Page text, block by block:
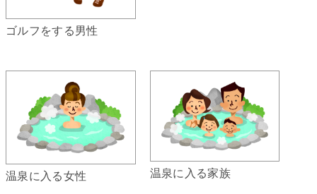
ゴルフをする男性
温泉に入る女性 温泉に入る家族